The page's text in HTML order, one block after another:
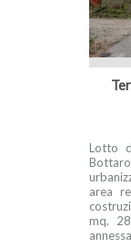
Lotto
area
mq.